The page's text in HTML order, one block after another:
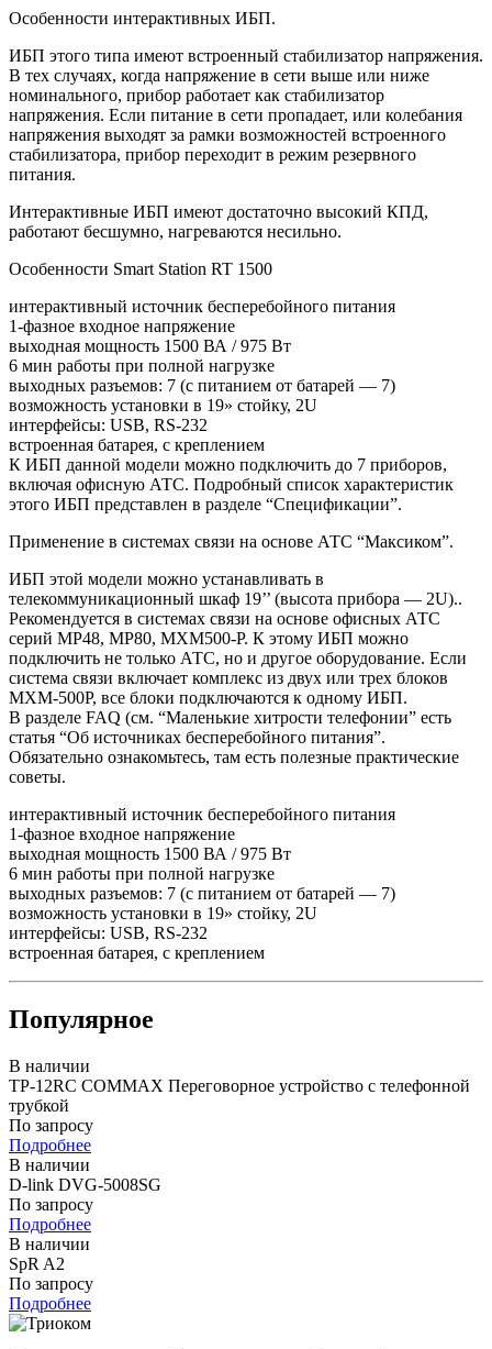
Особенности интерактивных ИБП.
ИБП этого типа имеют встроенный стабилизатор напряжения.
В тех случаях, когда напряжение в сети выше или ниже
номинального, прибор работает как стабилизатор
напряжения. Если питание в сети пропадает, или колебания
напряжения выходят за рамки возможностей встроенного
стабилизатора, прибор переходит в режим резервного
питания.
Интерактивные ИБП имеют достаточно высокий КПД,
работают бесшумно, нагреваются несильно.
Особенности Smart Station RT 1500
интерактивный источник бесперебойного питания
1-фазное входное напряжение
выходная мощность 1500 ВА / 975 Вт
6 мин работы при полной нагрузке
выходных разъемов: 7 (с питанием от батарей — 7)
возможность установки в 19» стойку, 2U
интерфейсы: USB, RS-232
встроенная батарея, с креплением
К ИБП данной модели можно подключить до 7 приборов,
включая офисную АТС. Подробный список характеристик
этого ИБП представлен в разделе “Спецификации”.
Применение в системах связи на основе АТС “Максиком”.
ИБП этой модели можно устанавливать в
телекоммуникационный шкаф 19’’ (высота прибора — 2U)..
Рекомендуется в системах связи на основе офисных АТС
серий MP48, MP80, MXM500-P. К этому ИБП можно
подключить не только АТС, но и другое оборудование. Если
система связи включает комплекс из двух или трех блоков
MXM-500P, все блоки подключаются к одному ИБП.
В разделе FAQ (см. “Маленькие хитрости телефонии” есть
статья “Об источниках бесперебойного питания”.
Обязательно ознакомьтесь, там есть полезные практические
советы.
интерактивный источник бесперебойного питания
1-фазное входное напряжение
выходная мощность 1500 ВА / 975 Вт
6 мин работы при полной нагрузке
выходных разъемов: 7 (с питанием от батарей — 7)
возможность установки в 19» стойку, 2U
интерфейсы: USB, RS-232
встроенная батарея, с креплением
Популярное
В наличии
TP-12RC COMMAX Переговорное устройство с телефонной
трубкой
По запросу
Подробнее
В наличии
D-link DVG-5008SG
По запросу
Подробнее
В наличии
SpR A2
По запросу
Подробнее